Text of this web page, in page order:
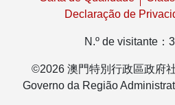
Declaração de
N.º de visitante：
©2026 澳門特別行政區政府
Governo da Região